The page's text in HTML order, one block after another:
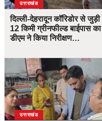
उत्तराखंड
दिल्ली-देहरादून कॉरिडोर से जुड़ी
12 किमी ग्रीनफील्ड बाईपास का
डीएम ने किया निरीक्षण…
उत्तराखंड